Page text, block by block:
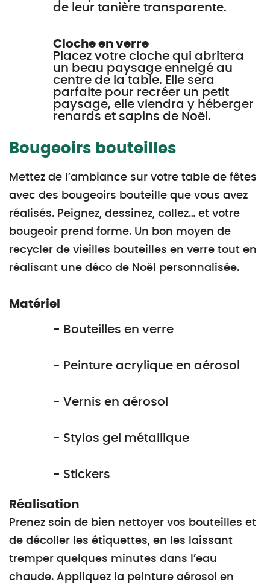
de leur tanière transparente.
Cloche en verre
Placez votre cloche qui abritera
un beau paysage enneigé au
centre de la table. Elle sera
parfaite pour recréer un petit
paysage, elle viendra y héberger
renards et sapins de Noël.
Bougeoirs bouteilles
Mettez de l’ambiance sur votre table de fêtes
avec des bougeoirs bouteille que vous avez
réalisés. Peignez, dessinez, collez… et votre
bougeoir prend forme. Un bon moyen de
recycler de vieilles bouteilles en verre tout en
réalisant une déco de Noël personnalisée.
Matériel
- Bouteilles en verre
- Peinture acrylique en aérosol
- Vernis en aérosol
- Stylos gel métallique
- Stickers
Réalisation
Prenez soin de bien nettoyer vos bouteilles et
de décoller les étiquettes, en les laissant
tremper quelques minutes dans l’eau
chaude. Appliquez la peinture aérosol en